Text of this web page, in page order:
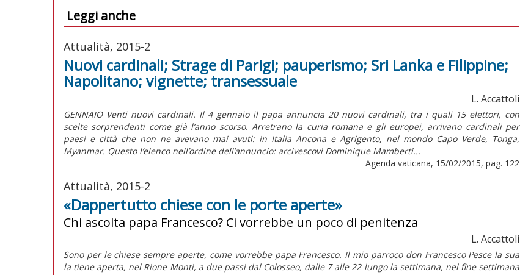
Leggi anche
Attualità, 2015-2
Nuovi cardinali; Strage di Parigi; pauperismo; Sri Lanka e Filippine;
Napolitano; vignette; transessuale
L. Accattoli
GENNAIO Venti nuovi cardinali. Il 4 gennaio il papa annuncia 20 nuovi cardinali, tra i quali 15 elettori, con
scelte sorprendenti come già l’anno scorso. Arretrano la curia romana e gli europei, arrivano cardinali per
paesi e città che non ne avevano mai avuti: in Italia Ancona e Agrigento, nel mondo Capo Verde, Tonga,
Myanmar. Questo l’elenco nell’ordine dell’annuncio: arcivescovi Dominique Mamberti...
Agenda vaticana, 15/02/2015, pag. 122
Attualità, 2015-2
«Dappertutto chiese con le porte aperte»
Chi ascolta papa Francesco? Ci vorrebbe un poco di penitenza
L. Accattoli
Sono per le chiese sempre aperte, come vorrebbe papa Francesco. Il mio parroco don Francesco Pesce la sua
la tiene aperta, nel Rione Monti, a due passi dal Colosseo, dalle 7 alle 22 lungo la settimana, nel fine settimana